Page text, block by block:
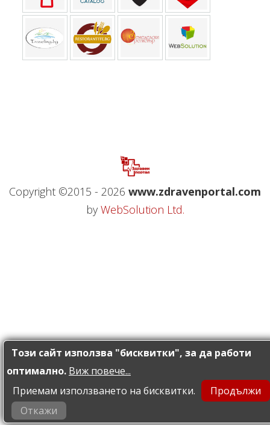
Този сайт използва "бисквитки", за да работи
оптимално. Виж повече...
Приемам използването на бисквитки.
Откажи
Copyright ©2015 - 2026 www.zdravenportal.com
by WebSolution Ltd.